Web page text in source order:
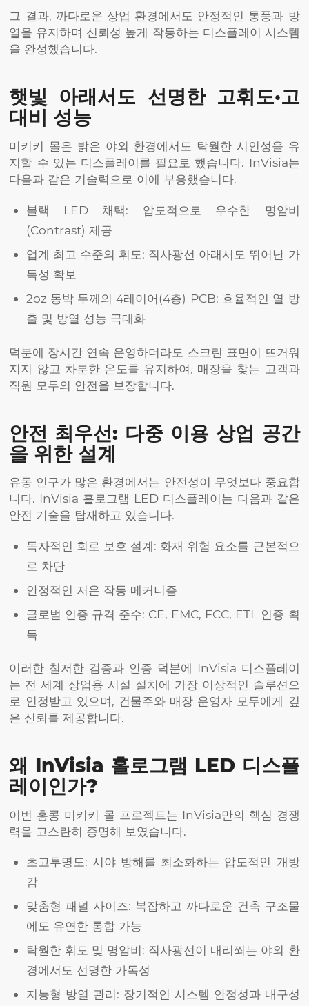
그 결과, 까다로운 상업 환경에서도 안정적인 통풍과 방
열을 유지하며 신뢰성 높게 작동하는 디스플레이 시스템
을 완성했습니다.
햇빛 아래서도 선명한 고휘도·고
대비 성능
미키키 몰은 밝은 야외 환경에서도 탁월한 시인성을 유
지할 수 있는 디스플레이를 필요로 했습니다. InVisia는
다음과 같은 기술력으로 이에 부응했습니다.
블랙 LED 채택: 압도적으로 우수한 명암비
(Contrast) 제공
업계 최고 수준의 휘도: 직사광선 아래서도 뛰어난 가
독성 확보
2oz 동박 두께의 4레이어(4층) PCB: 효율적인 열 방
출 및 방열 성능 극대화
덕분에 장시간 연속 운영하더라도 스크린 표면이 뜨거워
지지 않고 차분한 온도를 유지하여, 매장을 찾는 고객과
직원 모두의 안전을 보장합니다.
안전 최우선: 다중 이용 상업 공간
을 위한 설계
유동 인구가 많은 환경에서는 안전성이 무엇보다 중요합
니다. InVisia 홀로그램 LED 디스플레이는 다음과 같은
안전 기술을 탑재하고 있습니다.
독자적인 회로 보호 설계: 화재 위험 요소를 근본적으
로 차단
안정적인 저온 작동 메커니즘
글로벌 인증 규격 준수: CE, EMC, FCC, ETL 인증 획
득
이러한 철저한 검증과 인증 덕분에 InVisia 디스플레이
는 전 세계 상업용 시설 설치에 가장 이상적인 솔루션으
로 인정받고 있으며, 건물주와 매장 운영자 모두에게 깊
은 신뢰를 제공합니다.
왜 InVisia 홀로그램 LED 디스플
레이인가?
이번 홍콩 미키키 몰 프로젝트는 InVisia만의 핵심 경쟁
력을 고스란히 증명해 보였습니다.
초고투명도: 시야 방해를 최소화하는 압도적인 개방
감
맞춤형 패널 사이즈: 복잡하고 까다로운 건축 구조물
에도 유연한 통합 가능
탁월한 휘도 및 명암비: 직사광선이 내리쬐는 야외 환
경에서도 선명한 가독성
지능형 방열 관리: 장기적인 시스템 안정성과 내구성